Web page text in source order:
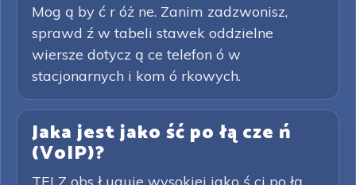
Mog ą by ć r óż ne. Zanim zadzwonisz,
sprawd ź w tabeli stawek oddzielne
wiersze dotycz ą ce telefon ó w
stacjonarnych i kom ó rkowych.
Jaka jest jako ść po łą cze ń
(VoIP)?